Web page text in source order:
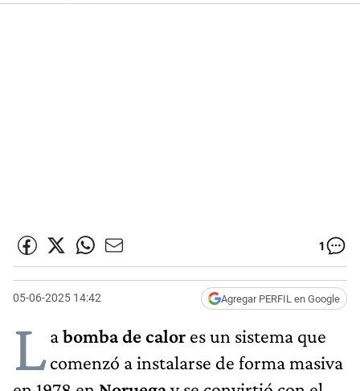
1
05-06-2025 14:42 Agregar PERFIL en Google
Labomba de calor es un sistema que
comenzó a instalarse de forma masiva